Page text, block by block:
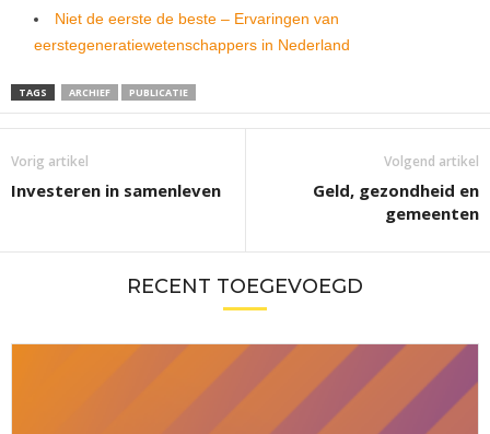
Niet de eerste de beste – Ervaringen van
eerstegeneratiewetenschappers in Nederland
TAGS ARCHIEF PUBLICATIE
Vorig artikel
Investeren in samenleven
Volgend artikel
Geld, gezondheid en
gemeenten
RECENT TOEGEVOEGD